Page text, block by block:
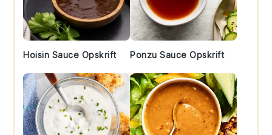
Hoisin Sauce Opskrift Ponzu Sauce Opskrift